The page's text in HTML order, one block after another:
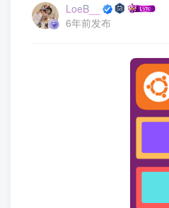
LoeB__
6年前发布